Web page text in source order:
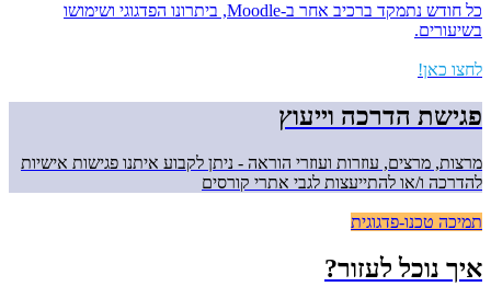
כל חודש נתמקד ברכיב אחר ב-Moodle, ביתרונו הפדגוגי ושימושו
בשיעורים.
לחצו כאן!
פגישת הדרכה וייעוץ
מרצות, מרצים, עוזרות ועוזרי הוראה - ניתן לקבוע איתנו פגישות אישיות
להדרכה ו/או להתייעצות לגבי אתרי קורסים
תמיכה טכנו-פדגוגית
איך נוכל לעזור?